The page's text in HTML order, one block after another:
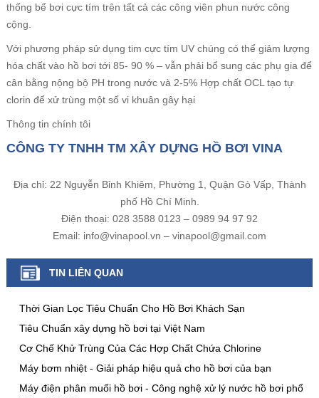
thống bể bơi cực tím trên tất cả các công viên phun nước công
cộng.
Với phương pháp sử dụng tim cực tím UV chúng có thể giảm lượng
hóa chất vào hồ bơi tới 85- 90 % – vẫn phải bổ sung các phụ gia để
cân bằng nộng bộ PH trong nước và 2-5% Hợp chất OCL tạo tự
clorin để xử trùng một số vi khuân gây hại
Thông tin chính tôi
CÔNG TY TNHH TM XÂY DỰNG HỒ BƠI VINA
Địa chỉ: 22 Nguyễn Bỉnh Khiêm, Phường 1, Quận Gò Vấp, Thành
phố Hồ Chí Minh.
Điện thoại: 028 3588 0123 – 0989 94 97 92
Email: info@vinapool.vn – vinapool@gmail.com
TIN LIÊN QUAN
Thời Gian Lọc Tiêu Chuẩn Cho Hồ Bơi Khách Sạn
Tiêu Chuẩn xây dựng hồ bơi tại Việt Nam
Cơ Chế Khử Trùng Của Các Hợp Chất Chứa Chlorine
Máy bơm nhiệt - Giải pháp hiệu quả cho hồ bơi của bạn
Máy điện phân muối hồ bơi - Công nghệ xử lý nước hồ bơi phổ